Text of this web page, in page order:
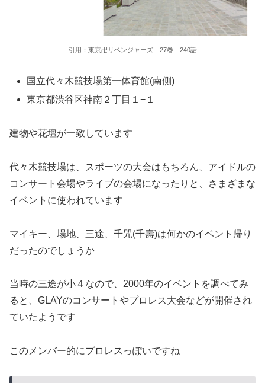
引用：東京卍リベンジャーズ 27巻 240話
国立代々木競技場第一体育館(南側)
東京都渋谷区神南２丁目１−１
建物や花壇が一致しています
代々木競技場は、スポーツの大会はもちろん、アイドルの
コンサート会場やライブの会場になったりと、さまざまな
イベントに使われています
マイキー、場地、三途、千咒(千壽)は何かのイベント帰り
だったのでしょうか
当時の三途が小４なので、2000年のイベントを調べてみ
ると、GLAYのコンサートやプロレス大会などが開催され
ていたようです
このメンバー的にプロレスっぽいですね